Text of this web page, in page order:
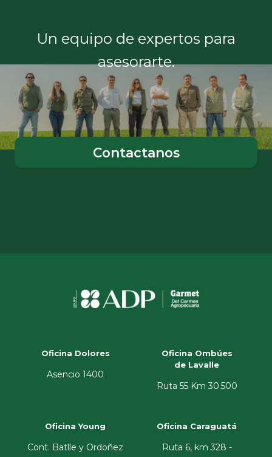
Un equipo de expertos para
asesorarte.
Contactanos
Oficina Dolores
Asencio 1400
Oficina Ombúes
de Lavalle
Ruta 55 Km 30.500
Oficina Young
Cont. Batlle y Ordoñez
Oficina Caraguatá
Ruta 6, km 328 -